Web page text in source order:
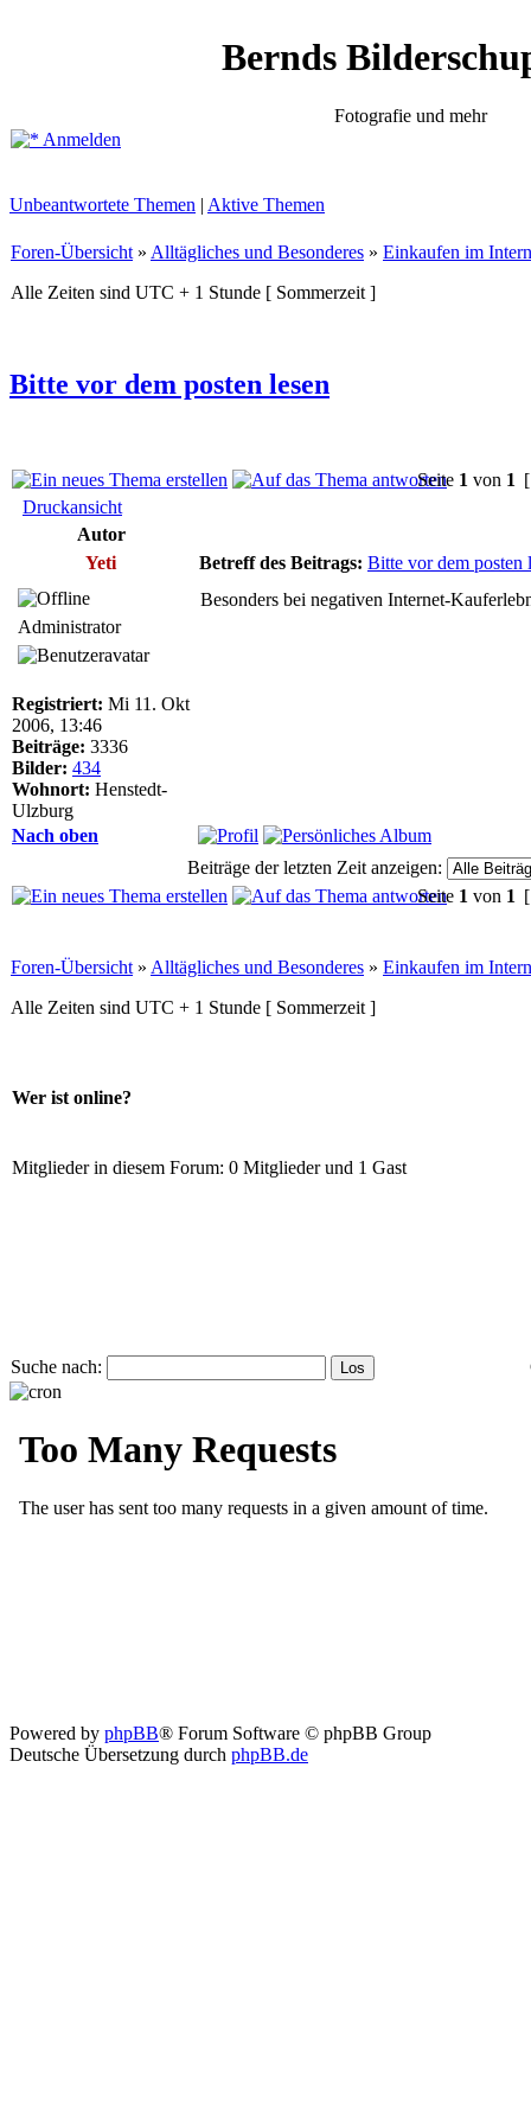
Bernds
Fotografie und mehr
Anmelden
Unbeantwortete Themen | Aktive Themen
Foren-Übersicht » Alltägliches und Besonderes » Einkaufen im
Alle Zeiten sind UTC + 1 Stunde [ Sommerzeit ]
Bitte vor dem posten lesen
Seite 1 von 1
Druckansicht
Autor
Yeti
Betreff des Beitrags: Bitte vor dem posten
Administrator
Registriert: Mi 11. Okt
2006, 13:46
Beiträge: 3336
Bilder: 434
Wohnort: Henstedt-
Ulzburg
Besonders bei negativen Internet-
Nach oben
Beiträge der letzten Zeit anzeigen:
Seite 1 von 1
Foren-Übersicht » Alltägliches und Besonderes » Einkaufen im
Alle Zeiten sind UTC + 1 Stunde [ Sommerzeit ]
Wer ist online?
Mitglieder in diesem Forum: 0 Mitglieder und 1 Gast
Suche nach:
Powered by phpBB® Forum Software © phpBB Group
Deutsche Übersetzung durch phpBB.de